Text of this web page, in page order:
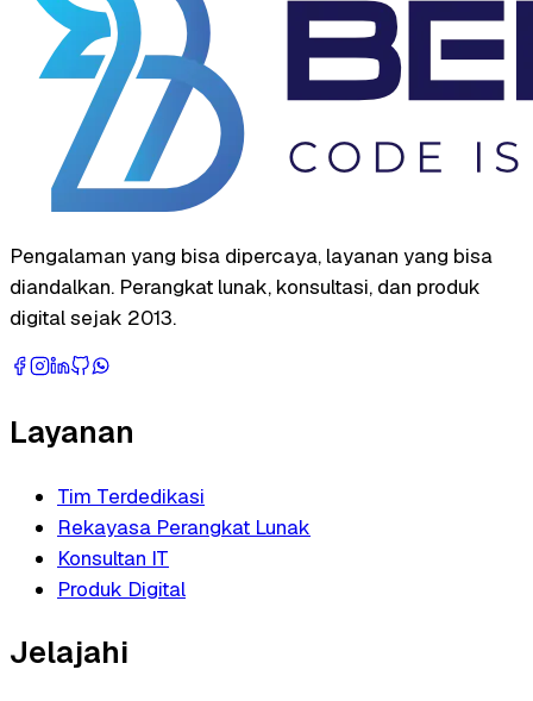
Pengalaman yang bisa dipercaya, layanan yang bisa
diandalkan. Perangkat lunak, konsultasi, dan produk
digital sejak 2013.
Layanan
Tim Terdedikasi
Rekayasa Perangkat Lunak
Konsultan IT
Produk Digital
Jelajahi